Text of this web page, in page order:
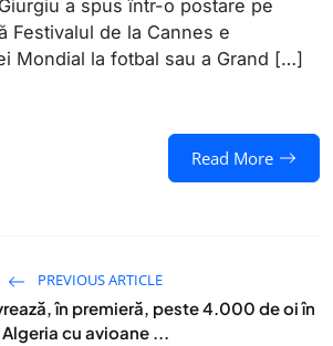
a spus într-o postare pe
Festivalul de la Cannes e
Mondial la fotbal sau a Grand […]
Read More
PREVIOUS ARTICLE
în premieră, peste 4.000 de oi în
Algeria cu avioane ...